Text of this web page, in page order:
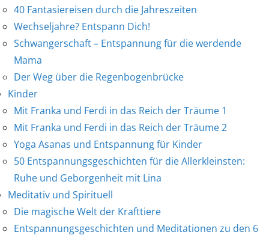
40 Fantasiereisen durch die Jahreszeiten
Wechseljahre? Entspann Dich!
Schwangerschaft – Entspannung für die werdende
Mama
Der Weg über die Regenbogenbrücke
Kinder
Mit Franka und Ferdi in das Reich der Träume 1
Mit Franka und Ferdi in das Reich der Träume 2
Yoga Asanas und Entspannung für Kinder
50 Entspannungsgeschichten für die Allerkleinsten:
Ruhe und Geborgenheit mit Lina
Meditativ und Spirituell
Die magische Welt der Krafttiere
Entspannungsgeschichten und Meditationen zu den 6